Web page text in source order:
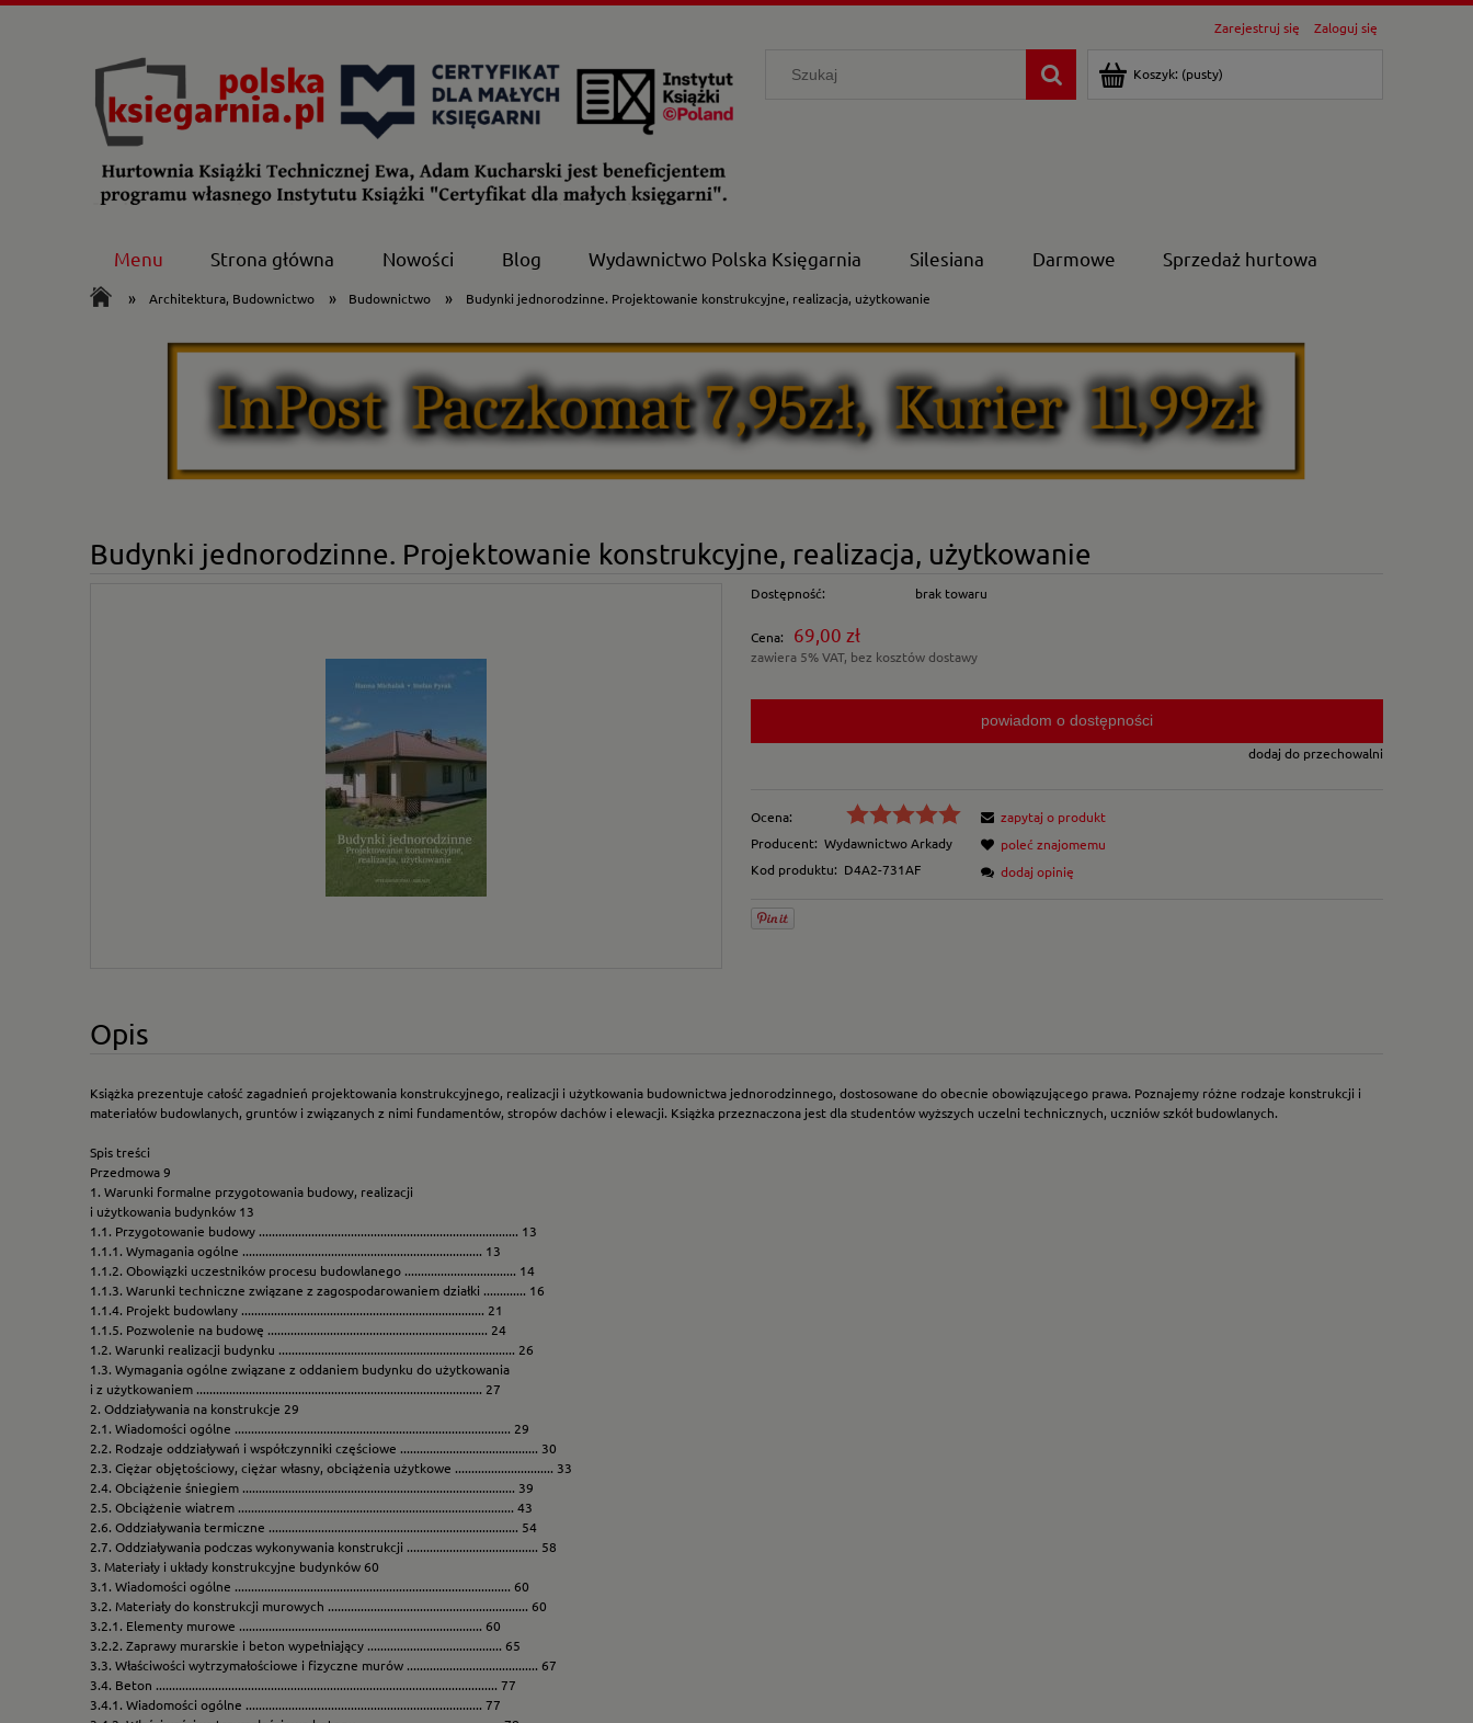
Zarejestruj się Zaloguj się
Koszyk: (pusty)
Menu Strona główna Nowości Blog Wydawnictwo Polska Księgarnia Silesiana Darmowe Sprzedaż hurtowa
» Architektura, Budownictwo » Budownictwo » Budynki jednorodzinne. Projektowanie konstrukcyjne, realizacja, użytkowanie
Budynki jednorodzinne. Projektowanie konstrukcyjne, realizacja, użytkowanie
Dostępność: brak towaru
Cena: 69,00 zł
zawiera 5% VAT, bez kosztów dostawy
powiadom o dostępności
dodaj do przechowalni
Ocena:
Producent: Wydawnictwo Arkady
Kod produktu: D4A2-731AF
zapytaj o produkt
poleć znajomemu
dodaj opinię
Opis
Książka prezentuje całość zagadnień projektowania konstrukcyjnego, realizacji i użytkowania budownictwa jednorodzinnego, dostosowane do obecnie obowiązującego prawa. Poznajemy różne rodzaje konstrukcji i
materiałów budowlanych, gruntów i związanych z nimi fundamentów, stropów dachów i elewacji. Książka przeznaczona jest dla studentów wyższych uczelni technicznych, uczniów szkół budowlanych.
Spis treści
Przedmowa 9
1. Warunki formalne przygotowania budowy, realizacji
i użytkowania budynków 13
1.1. Przygotowanie budowy ............................................................................... 13
1.1.1. Wymagania ogólne ......................................................................... 13
1.1.2. Obowiązki uczestników procesu budowlanego .................................. 14
1.1.3. Warunki techniczne związane z zagospodarowaniem działki ............. 16
1.1.4. Projekt budowlany .......................................................................... 21
1.1.5. Pozwolenie na budowę ................................................................... 24
1.2. Warunki realizacji budynku ........................................................................ 26
1.3. Wymagania ogólne związane z oddaniem budynku do użytkowania
i z użytkowaniem ....................................................................................... 27
2. Oddziaływania na konstrukcje 29
2.1. Wiadomości ogólne .................................................................................... 29
2.2. Rodzaje oddziaływań i współczynniki częściowe .......................................... 30
2.3. Ciężar objętościowy, ciężar własny, obciążenia użytkowe .............................. 33
2.4. Obciążenie śniegiem ................................................................................... 39
2.5. Obciążenie wiatrem .................................................................................... 43
2.6. Oddziaływania termiczne ............................................................................ 54
2.7. Oddziaływania podczas wykonywania konstrukcji ........................................ 58
3. Materiały i układy konstrukcyjne budynków 60
3.1. Wiadomości ogólne .................................................................................... 60
3.2. Materiały do konstrukcji murowych ............................................................. 60
3.2.1. Elementy murowe .......................................................................... 60
3.2.2. Zaprawy murarskie i beton wypełniający ......................................... 65
3.3. Właściwości wytrzymałościowe i fizyczne murów ........................................ 67
3.4. Beton ........................................................................................................ 77
3.4.1. Wiadomości ogólne ........................................................................ 77